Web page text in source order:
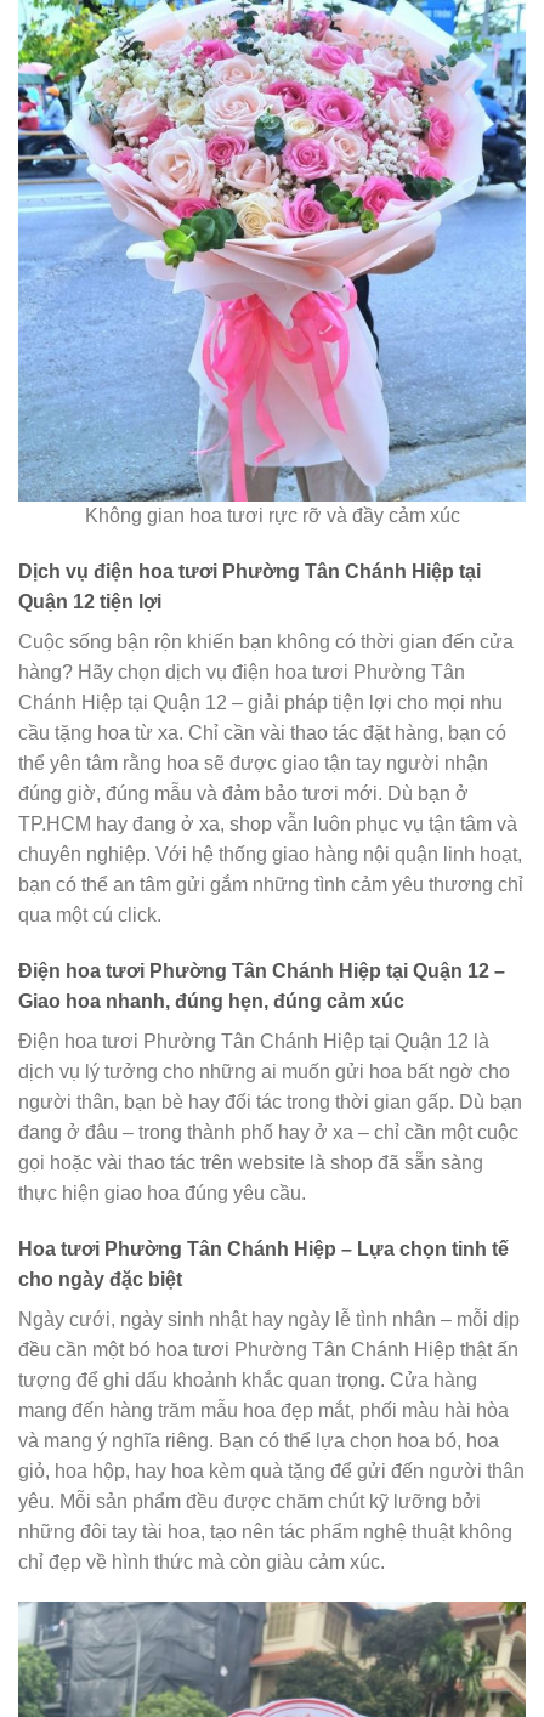
Không gian hoa tươi rực rỡ và đầy cảm xúc
Dịch vụ điện hoa tươi Phường Tân Chánh Hiệp tại
Quận 12 tiện lợi
Cuộc sống bận rộn khiến bạn không có thời gian đến cửa
hàng? Hãy chọn dịch vụ điện hoa tươi Phường Tân
Chánh Hiệp tại Quận 12 – giải pháp tiện lợi cho mọi nhu
cầu tặng hoa từ xa. Chỉ cần vài thao tác đặt hàng, bạn có
thể yên tâm rằng hoa sẽ được giao tận tay người nhận
đúng giờ, đúng mẫu và đảm bảo tươi mới. Dù bạn ở
TP.HCM hay đang ở xa, shop vẫn luôn phục vụ tận tâm và
chuyên nghiệp. Với hệ thống giao hàng nội quận linh hoạt,
bạn có thể an tâm gửi gắm những tình cảm yêu thương chỉ
qua một cú click.
Điện hoa tươi Phường Tân Chánh Hiệp tại Quận 12 –
Giao hoa nhanh, đúng hẹn, đúng cảm xúc
Điện hoa tươi Phường Tân Chánh Hiệp tại Quận 12 là
dịch vụ lý tưởng cho những ai muốn gửi hoa bất ngờ cho
người thân, bạn bè hay đối tác trong thời gian gấp. Dù bạn
đang ở đâu – trong thành phố hay ở xa – chỉ cần một cuộc
gọi hoặc vài thao tác trên website là shop đã sẵn sàng
thực hiện giao hoa đúng yêu cầu.
Hoa tươi Phường Tân Chánh Hiệp – Lựa chọn tinh tế
cho ngày đặc biệt
Ngày cưới, ngày sinh nhật hay ngày lễ tình nhân – mỗi dịp
đều cần một bó hoa tươi Phường Tân Chánh Hiệp thật ấn
tượng để ghi dấu khoảnh khắc quan trọng. Cửa hàng
mang đến hàng trăm mẫu hoa đẹp mắt, phối màu hài hòa
và mang ý nghĩa riêng. Bạn có thể lựa chọn hoa bó, hoa
giỏ, hoa hộp, hay hoa kèm quà tặng để gửi đến người thân
yêu. Mỗi sản phẩm đều được chăm chút kỹ lưỡng bởi
những đôi tay tài hoa, tạo nên tác phẩm nghệ thuật không
chỉ đẹp về hình thức mà còn giàu cảm xúc.